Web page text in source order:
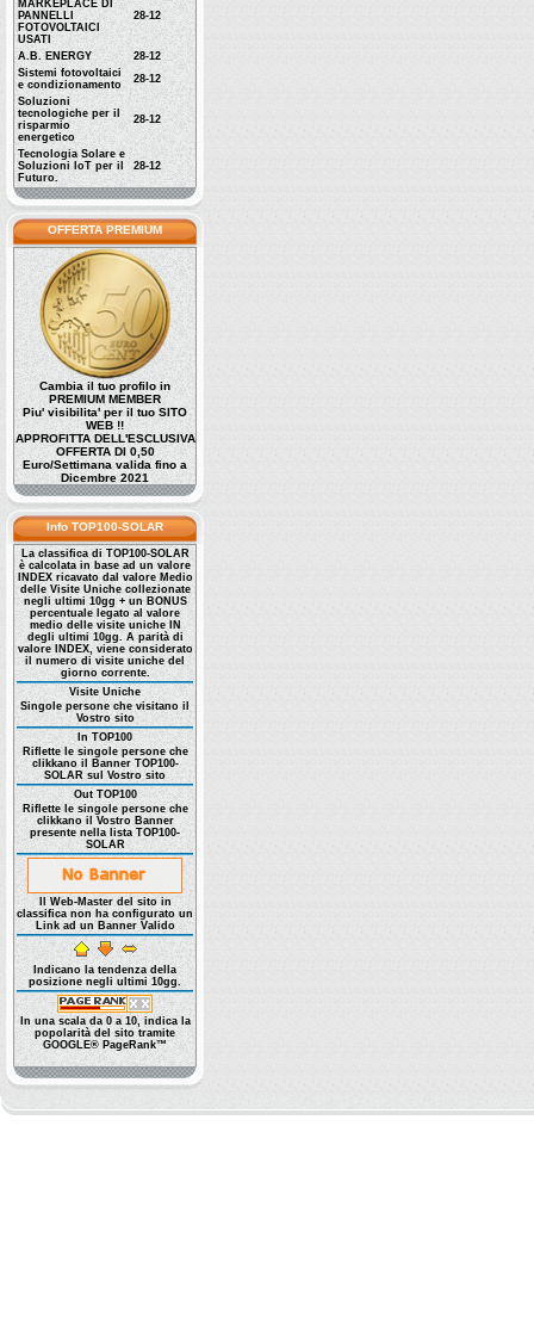
MARKEPLACE DI
PANNELLI
FOTOVOLTAICI
USATI
28-12
A.B. ENERGY
28-12
Sistemi fotovoltaici
e condizionamento
28-12
Soluzioni
tecnologiche per il
risparmio
energetico
28-12
Tecnologia Solare e
Soluzioni IoT per il
Futuro.
28-12
OFFERTA PREMIUM
Cambia il tuo profilo in
PREMIUM MEMBER
Piu' visibilita' per il tuo SITO
WEB !!
APPROFITTA DELL'ESCLUSIVA
OFFERTA DI 0,50
Euro/Settimana valida fino a
Dicembre 2021
Info TOP100-SOLAR
La classifica di TOP100-SOLAR
è calcolata in base ad un valore
INDEX ricavato dal valore Medio
delle Visite Uniche collezionate
negli ultimi 10gg + un BONUS
percentuale legato al valore
medio delle visite uniche IN
degli ultimi 10gg. A parità di
valore INDEX, viene considerato
il numero di visite uniche del
giorno corrente.
Visite Uniche
Singole persone che visitano il
Vostro sito
In TOP100
Riflette le singole persone che
clikkano il Banner TOP100-
SOLAR sul Vostro sito
Out TOP100
Riflette le singole persone che
clikkano il Vostro Banner
presente nella lista TOP100-
SOLAR
Il Web-Master del sito in
classifica non ha configurato un
Link ad un Banner Valido
Indicano la tendenza della
posizione negli ultimi 10gg.
In una scala da 0 a 10, indica la
popolarità del sito tramite
GOOGLE® PageRank™